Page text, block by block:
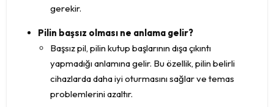
gerekir.
Pilin başsız olması ne anlama gelir?
Başsız pil, pilin kutup başlarının dışa çıkıntı
yapmadığı anlamına gelir. Bu özellik, pilin belirli
cihazlarda daha iyi oturmasını sağlar ve temas
problemlerini azaltır.